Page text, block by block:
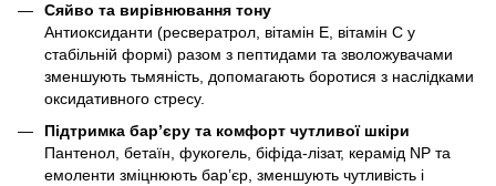
Сяйво та вирівнювання тону
Антиоксиданти (ресвератрол, вітамін Е, вітамін С у
стабільній формі) разом з пептидами та зволожувачами
зменшують тьмяність, допомагають боротися з наслідками
оксидативного стресу.
Підтримка бар’єру та комфорт чутливої шкіри
Пантенол, бетаїн, фукогель, біфіда-лізат, керамід NP та
емоленти зміцнюють бар’єр, зменшують чутливість і